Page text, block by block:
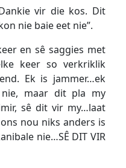
vir die kos. Dit
nie baie eet nie”.
en sê saggies met
keer so verkriklik
Ek is jammer…ek
maar dit pla my
sê dit vir my…laat
nou niks anders is
nie…SÊ DIT VIR